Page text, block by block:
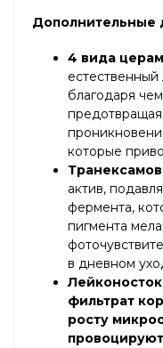
Дополнительные
4 вида
благодаря
которые
актив,
фермента,
пигмента
в дневном
Лейконосток
фильтрат
росту